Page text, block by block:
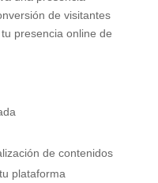
de visitantes
presencia online de
de contenidos
plataforma